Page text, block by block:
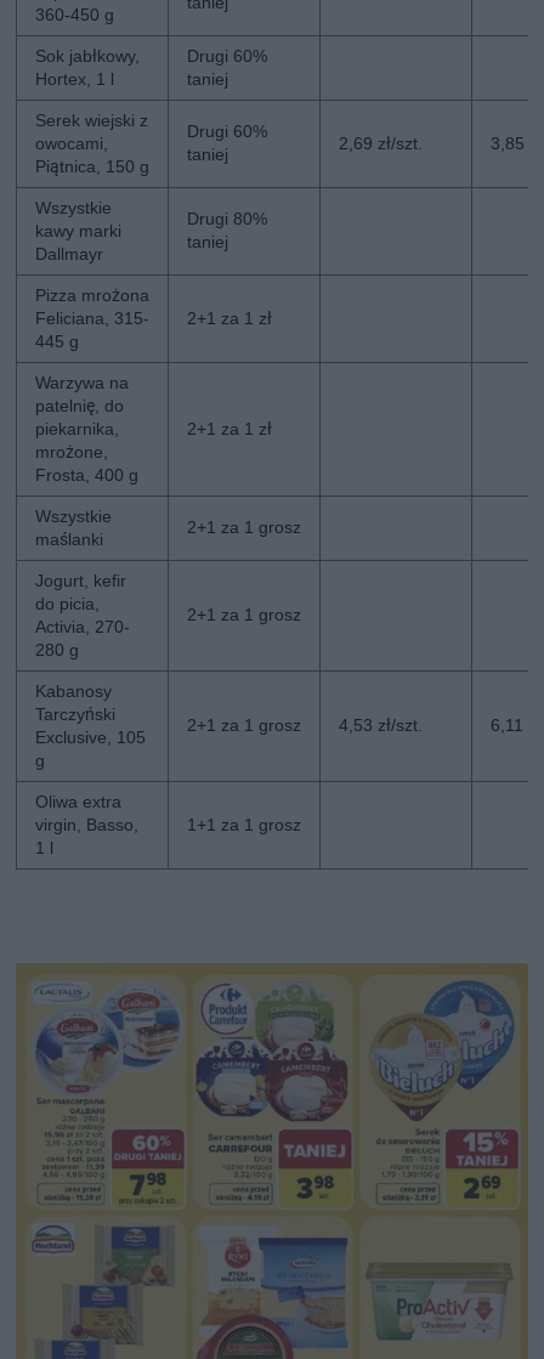
360-450 g
Sok jabłkowy,
Hortex, 1 l
Drugi 60%
taniej
Serek wiejski z
owocami,
Piątnica, 150 g
Drugi 60%
taniej
2,69 zł/szt. 3,85
Wszystkie
kawy marki
Dallmayr
Drugi 80%
taniej
Pizza mrożona
Feliciana, 315-
445 g
2+1 za 1 zł
Warzywa na
patelnię, do
piekarnika,
mrożone,
Frosta, 400 g
2+1 za 1 zł
Wszystkie
maślanki
2+1 za 1 grosz
Jogurt, kefir
do picia,
Activia, 270-
280 g
2+1 za 1 grosz
Kabanosy
Tarczyński
Exclusive, 105
g
2+1 za 1 grosz 4,53 zł/szt. 6,11
Oliwa extra
virgin, Basso,
1 l
1+1 za 1 grosz